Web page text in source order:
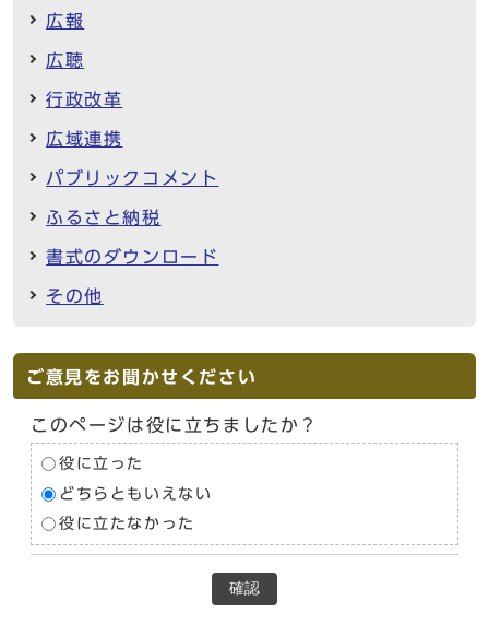
広報
広聴
行政改革
広域連携
パブリックコメント
ふるさと納税
書式のダウンロード
その他
ご意見をお聞かせください
このページは役に立ちましたか？
役に立った
どちらともいえない
役に立たなかった
確認